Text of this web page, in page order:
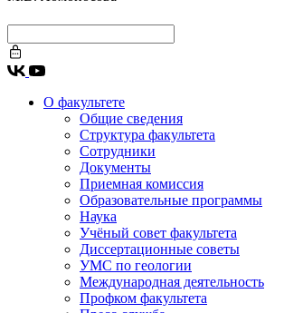
О факультете
Общие сведения
Структура факультета
Сотрудники
Документы
Приемная комиссия
Образовательные программы
Наука
Учёный совет факультета
Диссертационные советы
УМС по геологии
Международная деятельность
Профком факультета